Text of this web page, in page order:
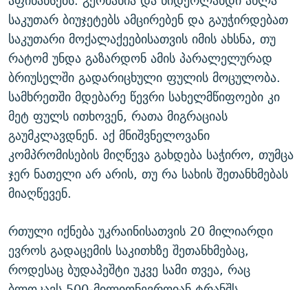
საკუთარ ბიუჯეტებს ამცირებენ და გაუჭირდებათ
საკუთარი მოქალაქეებისათვის იმის ახსნა, თუ
რატომ უნდა გაზარდონ ამის პარალელურად
ბრიუსელში გადარიცხული ფულის მოცულობა.
სამხრეთში მდებარე წევრი სახელმწიფოები კი
მეტ ფულს ითხოვენ, რათა მიგრაციას
გაუმკლავდნენ. აქ მნიშვნელოვანი
კომპრომისების მიღწევა გახდება საჭირო, თუმცა
ჯერ ნათელი არ არის, თუ რა სახის შეთანხმებას
მიაღწევენ.
რთული იქნება უკრაინისათვის 20 მილიარდი
ევროს გადაცემის საკითხზე შეთანხმებაც,
როდესაც ბუდაპეშტი უკვე სამი თვეა, რაც